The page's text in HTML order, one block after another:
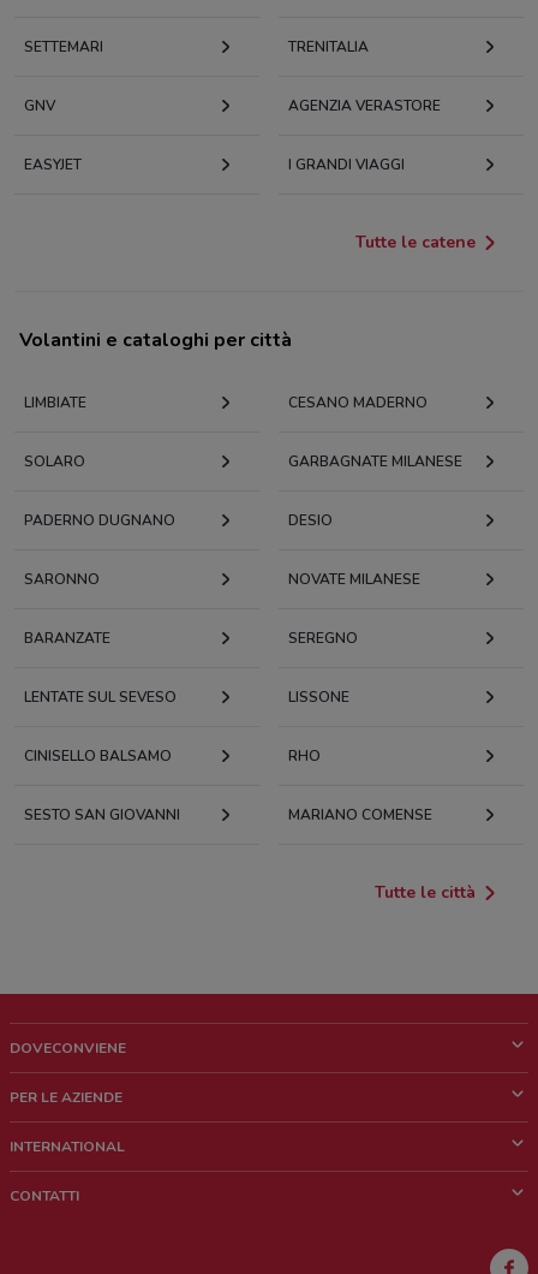
SETTEMARI TRENITALIA
GNV AGENZIA VERASTORE
EASYJET I GRANDI VIAGGI
Tutte le catene
Volantini e cataloghi per città
LIMBIATE CESANO MADERNO
SOLARO GARBAGNATE MILANESE
PADERNO DUGNANO DESIO
SARONNO NOVATE MILANESE
BARANZATE SEREGNO
LENTATE SUL SEVESO LISSONE
CINISELLO BALSAMO RHO
SESTO SAN GIOVANNI MARIANO COMENSE
Tutte le città
DOVECONVIENE
Chi siamo
Lavora con noi
PER LE AZIENDE
Richieste commerciali e marketing
INTERNATIONAL
CONTATTI